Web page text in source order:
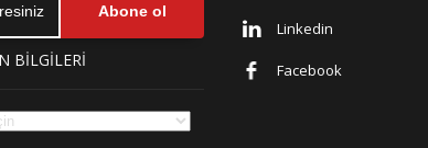
Abone ol
BİLGİLERİ
Linkedin
Facebook